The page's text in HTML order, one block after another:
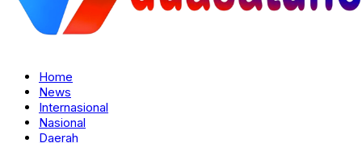
Home
News
Internasional
Nasional
Daerah